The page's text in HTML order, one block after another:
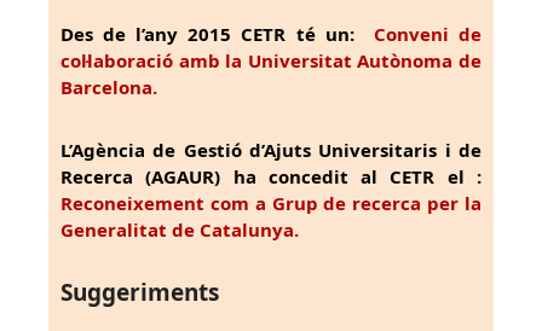
Des de l’any 2015 CETR té un: Conveni de
col·laboració amb la Universitat Autònoma de
Barcelona.
L’Agència de Gestió d’Ajuts Universitaris i de
Recerca (AGAUR) ha concedit al CETR el :
Reconeixement com a Grup de recerca per la
Generalitat de Catalunya.
Suggeriments